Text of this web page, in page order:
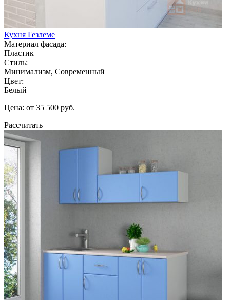
Кухня Гезлеме
Материал фасада:
Пластик
Стиль:
Минимализм, Современный
Цвет:
Белый
Цена: от 35 500 руб.
Рассчитать